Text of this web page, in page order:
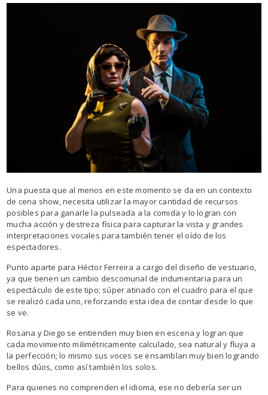
Una puesta que al menos en este momento se da en un contexto
de cena show, necesita utilizar la mayor cantidad de recursos
posibles para ganarle la pulseada a la comida y lo logran con
mucha acción y destreza física para capturar la vista y grandes
interpretaciones vocales para también tener el oído de los
espectadores.
Punto aparte para Héctor Ferreira a cargo del diseño de vestuario,
ya que tienen un cambio descomunal de indumentaria para un
espectáculo de este tipo; súper atinado con el cuadro para el que
se realizó cada uno, reforzando esta idea de contar desde lo que
se ve.
Rosana y Diego se entienden muy bien en escena y logran que
cada movimiento milimétricamente calculado, sea natural y fluya a
la perfección; lo mismo sus voces se ensamblan muy bien logrando
bellos dúos, como así también los solos.
Para quienes no comprenden el idioma, ese no debería ser un